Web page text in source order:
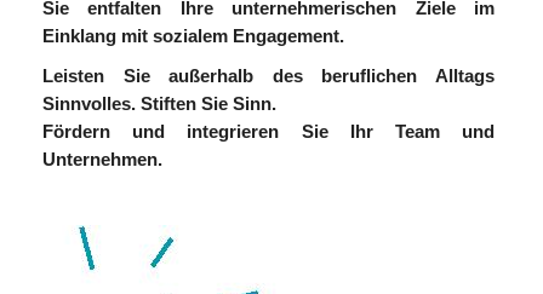
Sie entfalten Ihre unternehmerischen Ziele im
Einklang mit sozialem Engagement.
Leisten Sie außerhalb des beruflichen Alltags
Sinnvolles. Stiften Sie Sinn.
Fördern und integrieren Sie Ihr Team und
Unternehmen.